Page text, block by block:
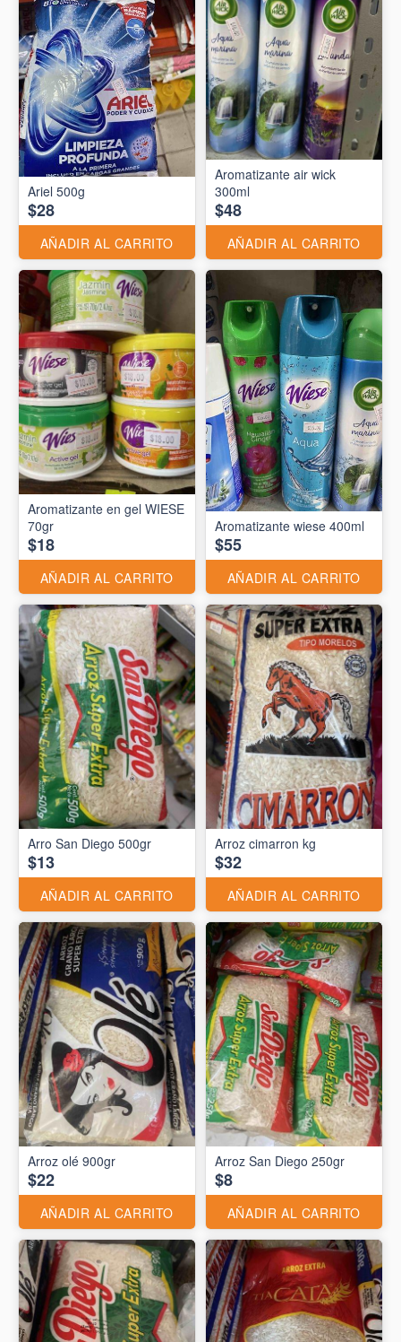
Ariel 500g
$28
AÑADIR AL CARRITO
Aromatizante air wick
300ml
$48
AÑADIR AL CARRITO
Aromatizante en gel WIESE
70gr
$18
AÑADIR AL CARRITO
Aromatizante wiese 400ml
$55
AÑADIR AL CARRITO
Arro San Diego 500gr
$13
AÑADIR AL CARRITO
Arroz cimarron kg
$32
AÑADIR AL CARRITO
Arroz olé 900gr
$22
AÑADIR AL CARRITO
Arroz San Diego 250gr
$8
AÑADIR AL CARRITO